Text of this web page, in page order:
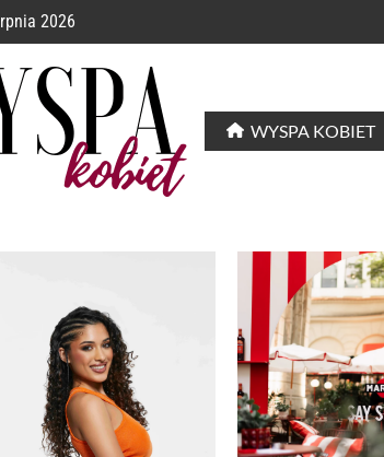
2026
WYSPA KOBIET